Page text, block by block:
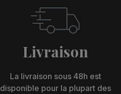
Livraison
La livraison sous 48h est
disponible pour la plupart des